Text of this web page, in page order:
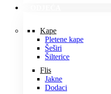
Kape
Pletene kape
Šeširi
Šilterice
Flis
Jakne
Dodaci